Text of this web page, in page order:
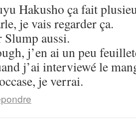
Hakusho ça fait
je vais regarder ça.
Slump aussi.
j’en ai un peu
j’ai interviewé le
je verrai.